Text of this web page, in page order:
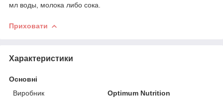
мл воды, молока либо сока.
Приховати
Характеристики
Основні
Виробник
Optimum Nutrition